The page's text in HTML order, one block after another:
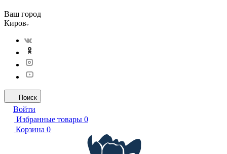
Ваш город
Киров
Поиск
Войти
Избранные товары 0
Корзина 0